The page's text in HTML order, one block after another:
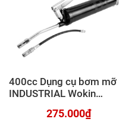
400cc Dụng cụ bơm mỡ
INDUSTRIAL Wokin
275.000₫